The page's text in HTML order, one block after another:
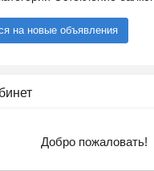
на новые объявления
Добро пожаловать!